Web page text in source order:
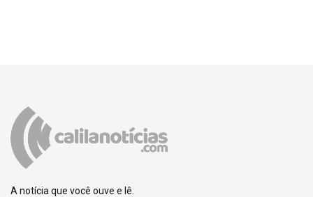
A notícia que você ouve e lê.